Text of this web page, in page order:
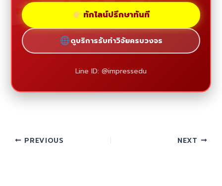
ทักไลน์ปรึกษาทันที
ดูบริการรับทำวิจัยครบวงจร
Line ID: @impressedu
PREVIOUS NEXT